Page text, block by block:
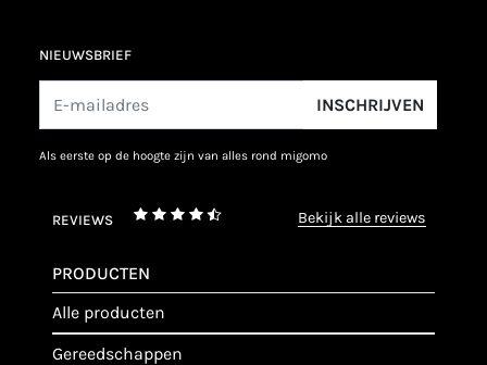
NIEUWSBRIEF
INSCHRIJVEN
als eerste op de hoogte zijn van alles rond migomo
REVIEWS bekijk alle reviews
PRODUCTEN
alle producten
gereedschappen